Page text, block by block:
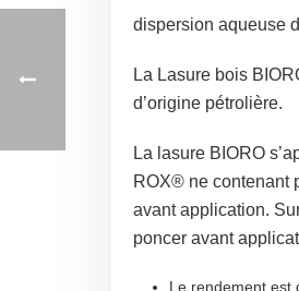
dispersion aqueuse
La Lasure bois
d’origine pétrolière.
La lasure BIORO
ROX® ne contenant
avant application.
poncer avant
Le rendement est